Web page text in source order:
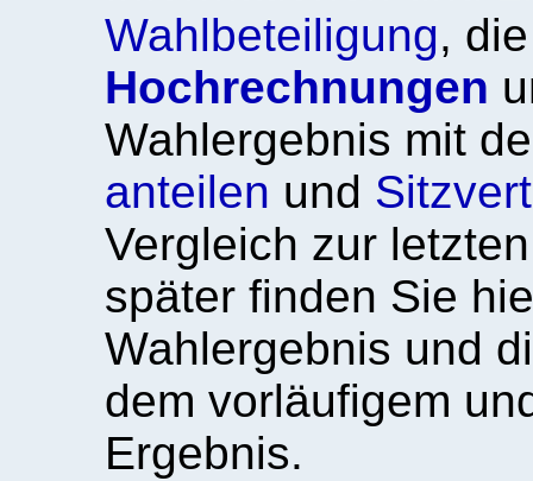
Wahlbeteiligung,
Hochrechnungen
Wahlergebnis mit
anteilen und
Vergleich zur
später finden Sie
Wahlergebnis und
dem vorläufigem
Ergebnis.